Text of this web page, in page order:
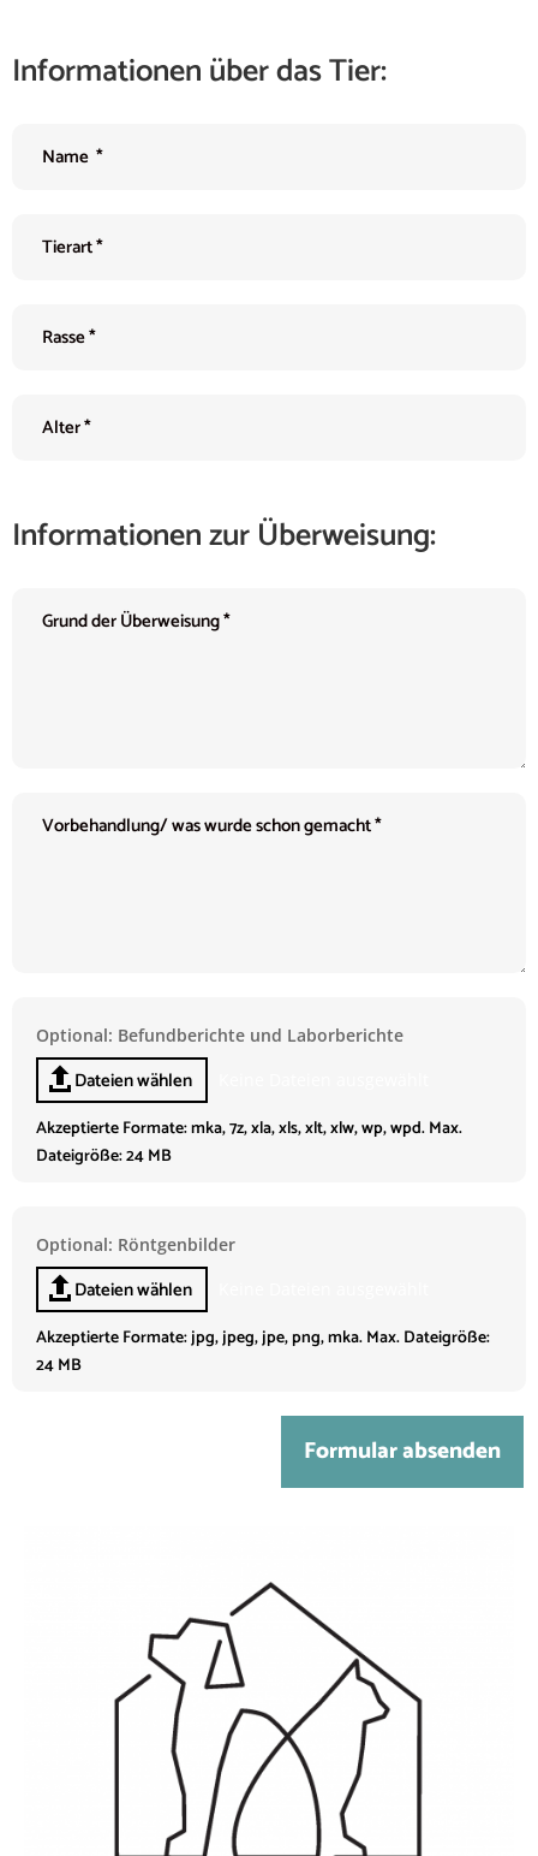
Informationen über das Tier:
Informationen zur Überweisung:
Optional: Befundberichte und Laborberichte
File Input
Dateien wählen
Akzeptierte Formate: mka, 7z, xla, xls, xlt, xlw, wp, wpd. Max.
Dateigröße: 24 MB
Optional: Röntgenbilder
File Input
Dateien wählen
Akzeptierte Formate: jpg, jpeg, jpe, png, mka. Max. Dateigröße:
24 MB
Formular absenden